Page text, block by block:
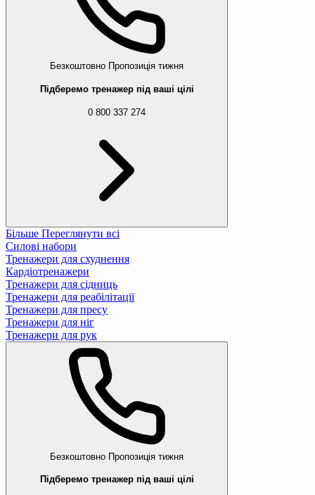
Безкоштовно Пропозиція тижня
Підберемо тренажер під ваші цілі
0 800 337 274
Більше Переглянути всі
Силові набори
Тренажери для схуднення
Кардіотренажери
Тренажери для сідниць
Тренажери для реабілітації
Тренажери для пресу
Тренажери для ніг
Тренажери для рук
Безкоштовно Пропозиція тижня
Підберемо тренажер під ваші цілі